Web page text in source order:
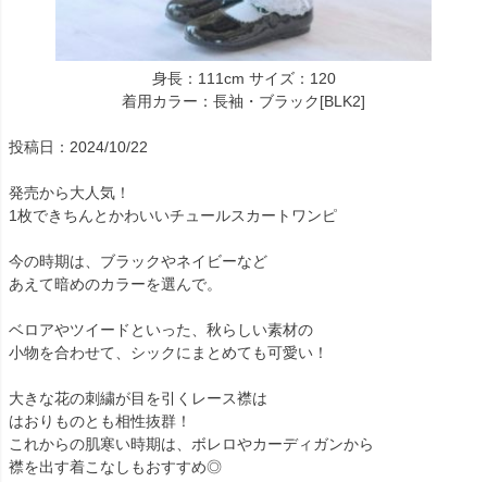
身長：111cm サイズ：120
着用カラー：長袖・ブラック[BLK2]
投稿日：2024/10/22
発売から大人気！
1枚できちんとかわいいチュールスカートワンピ
今の時期は、ブラックやネイビーなど
あえて暗めのカラーを選んで。
ベロアやツイードといった、秋らしい素材の
小物を合わせて、シックにまとめても可愛い！
大きな花の刺繍が目を引くレース襟は
はおりものとも相性抜群！
これからの肌寒い時期は、ボレロやカーディガンから
襟を出す着こなしもおすすめ◎